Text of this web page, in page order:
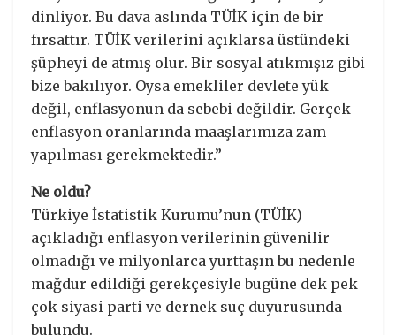
dinliyor. Bu dava aslında TÜİK için de bir
fırsattır. TÜİK verilerini açıklarsa üstündeki
şüpheyi de atmış olur. Bir sosyal atıkmışız gibi
bize bakılıyor. Oysa emekliler devlete yük
değil, enflasyonun da sebebi değildir. Gerçek
enflasyon oranlarında maaşlarımıza zam
yapılması gerekmektedir.”
Ne oldu?
Türkiye İstatistik Kurumu’nun (TÜİK)
açıkladığı enflasyon verilerinin güvenilir
olmadığı ve milyonlarca yurttaşın bu nedenle
mağdur edildiği gerekçesiyle bugüne dek pek
çok siyasi parti ve dernek suç duyurusunda
bulundu.